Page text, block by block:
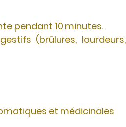
pendant 10 minutes.
(brûlures, lourdeurs,
et médicinales